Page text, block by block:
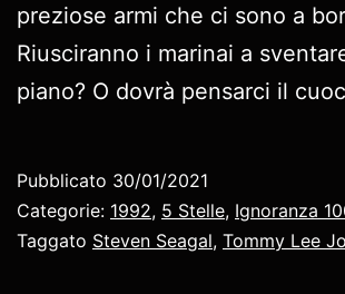
preziose armi che ci sono a
Riusciranno i marinai a
piano? O dovrà pensarci il
Pubblicato 30/01/2021
Categorie: 1992, 5 Stelle, Ignoranza
Taggato Steven Seagal, Tommy Lee